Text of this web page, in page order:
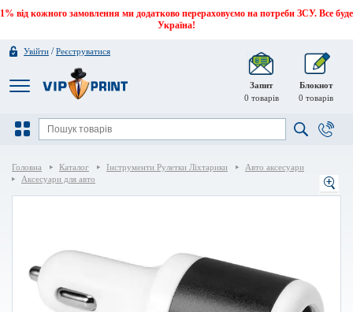
1% від кожного замовлення ми додатково перераховуємо на потреби ЗСУ. Все буде
Україна!
Увійти /Реєструватися
Запит
0 товарів
Блокнот
0 товарів
Головна Каталог Інструменти Рулетки Ліхтарики
Авто аксесуари
Аксесуари для авто